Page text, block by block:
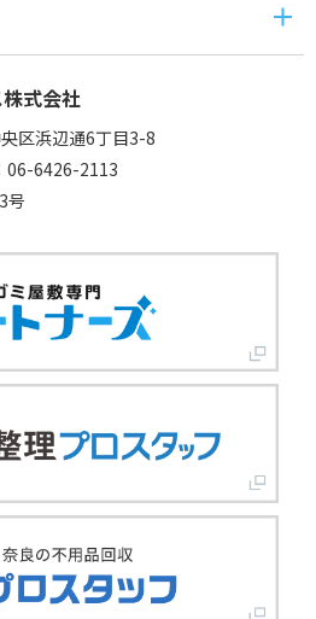
式会社
区浜辺通6丁目3-8
06-6426-2113
号